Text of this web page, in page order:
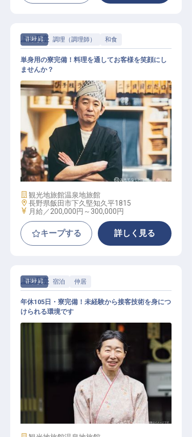
正社員 調理（調理師） 和食
板前
よし乃亭
単身用の寮完備！料理を通してお客様を笑顔にし
ませんか？
施設業態
観光地旅館温泉地旅館
勤務地
長野県飯田市下久堅知久平1815
給与
月給／200,000円～ 300,000円
キープする 詳しく見る
正社員 宿泊 仲居
ルーム係
よし乃亭
年休105日・寮完備！未経験から接客技術を身につ
けられる環境です